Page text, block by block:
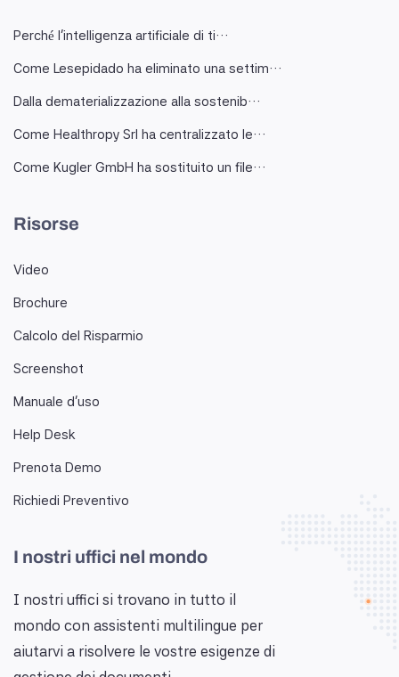
Perché l'intelligenza artificiale di ti…
Come Lesepidado ha eliminato una settim…
Dalla dematerializzazione alla sostenib…
Come Healthropy Srl ha centralizzato le…
Come Kugler GmbH ha sostituito un file…
Risorse
Video
Brochure
Calcolo del Risparmio
Screenshot
Manuale d'uso
Help Desk
Prenota Demo
Richiedi Preventivo
I nostri uffici nel mondo
I nostri uffici si trovano in tutto il
mondo con assistenti multilingue per
aiutarvi a risolvere le vostre esigenze di